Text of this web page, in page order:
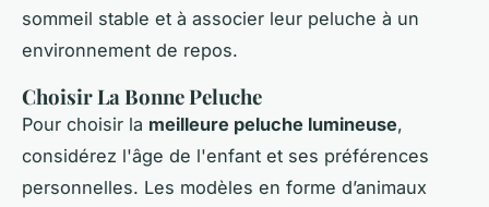
sommeil stable et à associer leur peluche à un
environnement de repos.
Choisir La Bonne Peluche
Pour choisir la meilleure peluche lumineuse,
considérez l'âge de l'enfant et ses préférences
personnelles. Les modèles en forme d’animaux